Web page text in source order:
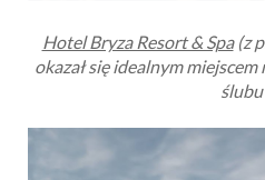
Hotel Bryza Resort & Spa(z
okazał się idealnym